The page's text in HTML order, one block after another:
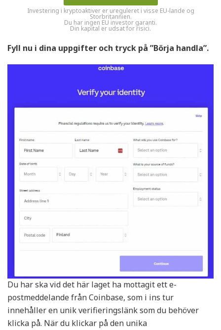
Investering i kryptoaktiver er ureguleret i visse EU-lande og
Storbritannien.
Du har ingen EU investor garanti.
Din kapital er udsat for risici.
Fyll nu i dina uppgifter och tryck på ”Börja handla”.
Du har ska vid det här laget ha mottagit ett e-
postmeddelande från Coinbase, som i ins tur
innehåller en unik verifieringslänk som du behöver
klicka på. När du klickar på den unika